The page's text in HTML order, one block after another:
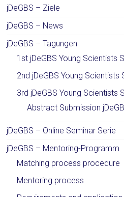
jDeGBS – Ziele
jDeGBS – News
jDeGBS – Tagungen
1st jDeGBS Young Scientists
2nd jDeGBS Young
3rd jDeGBS Young Scientists
Abstract Submission
jDeGBS – Online Seminar Serie
jDeGBS – Mentoring-Programm
Matching process procedure
Mentoring process